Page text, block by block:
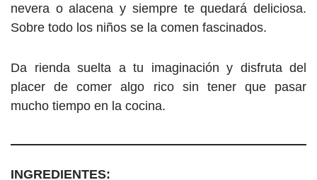
nevera o alacena y siempre te quedará deliciosa.
Sobre todo los niños se la comen fascinados.
Da rienda suelta a tu imaginación y disfruta del
placer de comer algo rico sin tener que pasar
mucho tiempo en la cocina.
INGREDIENTES: